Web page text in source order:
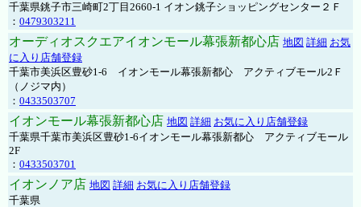
千葉県銚子市三崎町2丁目2660-1 イオン銚子ショッピングセンター２Ｆ
： 0479303211
オーディオスクエアイオンモール幕張新都心店 地図 詳細 お気
に入り店舗登録
千葉市美浜区豊砂1-6 イオンモール幕張新都心 アクティブモール2Ｆ
（ノジマ内）
： 0433503707
イオンモール幕張新都心店 地図 詳細 お気に入り店舗登録
千葉県千葉市美浜区豊砂1-6イオンモール幕張新都心 アクティブモール
2F
： 0433503701
イオンノア店 地図 詳細 お気に入り店舗登録
千葉県